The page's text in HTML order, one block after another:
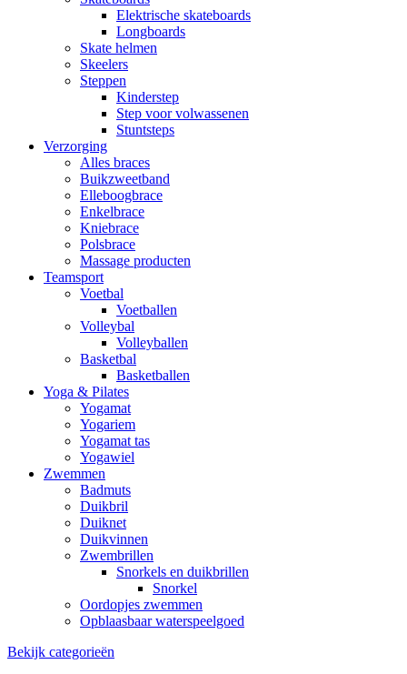
Elektrische skateboards
Longboards
Skate helmen
Skeelers
Steppen
Kinderstep
Step voor volwassenen
Stuntsteps
Verzorging
Alles braces
Buikzweetband
Elleboogbrace
Enkelbrace
Kniebrace
Polsbrace
Massage producten
Teamsport
Voetbal
Voetballen
Volleybal
Volleyballen
Basketbal
Basketballen
Yoga & Pilates
Yogamat
Yogariem
Yogamat tas
Yogawiel
Zwemmen
Badmuts
Duikbril
Duiknet
Duikvinnen
Zwembrillen
Snorkels en duikbrillen
Snorkel
Oordopjes zwemmen
Opblaasbaar waterspeelgoed
Bekijk categorieën